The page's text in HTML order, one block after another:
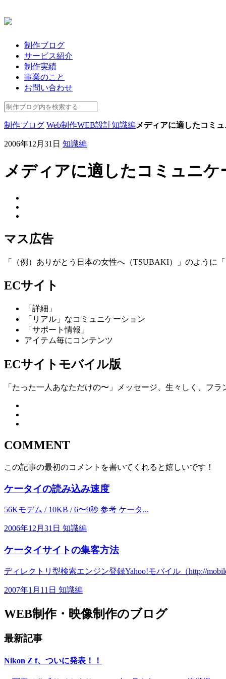
制作ブログ
サービス紹介
制作実績
事業のこと
お問い合わせ
制作ブログ Web制作WEB設計知識編メディアに適したコミ
2006年12月31日 知識編
メディアに適したコミュニケ
マス広告
「（例）ありがとう日本の女性へ（TSUBAKI）」のように
ECサイト
「詳細」
「リアル」なコミュニケーション
「サポート情報」
アイテム毎にコンテンツ
ECサイトモバイル版
「たった一人あなただけの〜」メッセージ、生々しく、フラ
COMMENT
この記事の最初のコメントを書いてくれると嬉しいです！
ケータイの読み込み速度
56Kモデム / 10KB / 6〜9秒 参考 ケータ...
2006年12月31日 知識編
ケータイサイトの集客方法
ディレクトリ型検索エンジン登録Yahoo!モバイル（http://
2007年1月11日 知識編
WEB制作・映像制作のブログ
最新記事
Nikon Z f、ついに発表！！